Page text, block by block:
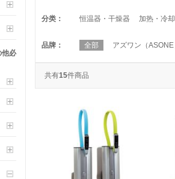
分类： 恒温器・干燥器 加热・冷
品牌： 全部 アズワン（
共有15件商品
他必